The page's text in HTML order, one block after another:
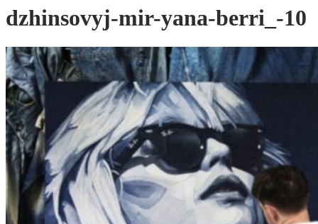
dzhinsovyj-mir-yana-berri_-10